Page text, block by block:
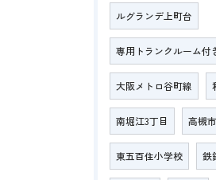
ルグランデ上町台
専用トランクルーム付
大阪メトロ谷町線
南堀江3丁目 高槻
東五百住小学校 鉄